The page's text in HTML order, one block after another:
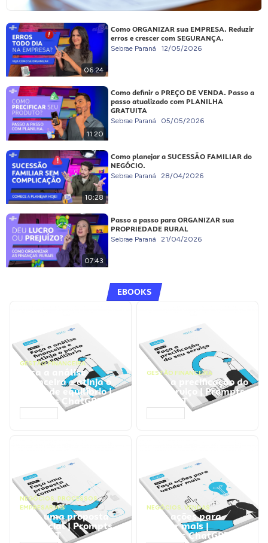
06:24
Como ORGANIZAR sua EMPRESA. Reduzir
erros e crescer com SEGURANÇA.
Sebrae Paraná 12/05/2026
11:20
Como definir o PREÇO DE VENDA. Passo a
passo atualizado com PLANILHA
GRATUITA
Sebrae Paraná 05/05/2026
10:28
Como planejar a SUCESSÃO FAMILIAR do
NEGÓCIO.
Sebrae Paraná 28/04/2026
07:43
Passo a passo para ORGANIZAR sua
PROPRIEDADE RURAL
Sebrae Paraná 21/04/2026
EBOOKS
GESTÃO FINANCEIRA
Faça a análise
financeira e atinja o
ponto de equilíbrio |
Prompts ChatGPT
GESTÃO FINANCEIRA
Faça a precificação do
seu serviço | Prompts
ChatGPT
NEGÓCIOS, PROCESSOS
EMPRESARIAIS
Faça uma proposta
comercial | Prompts
ChatGPT
NEGÓCIOS, VENDAS
Faça ações para
vender mais |
Prompts ChatGPT